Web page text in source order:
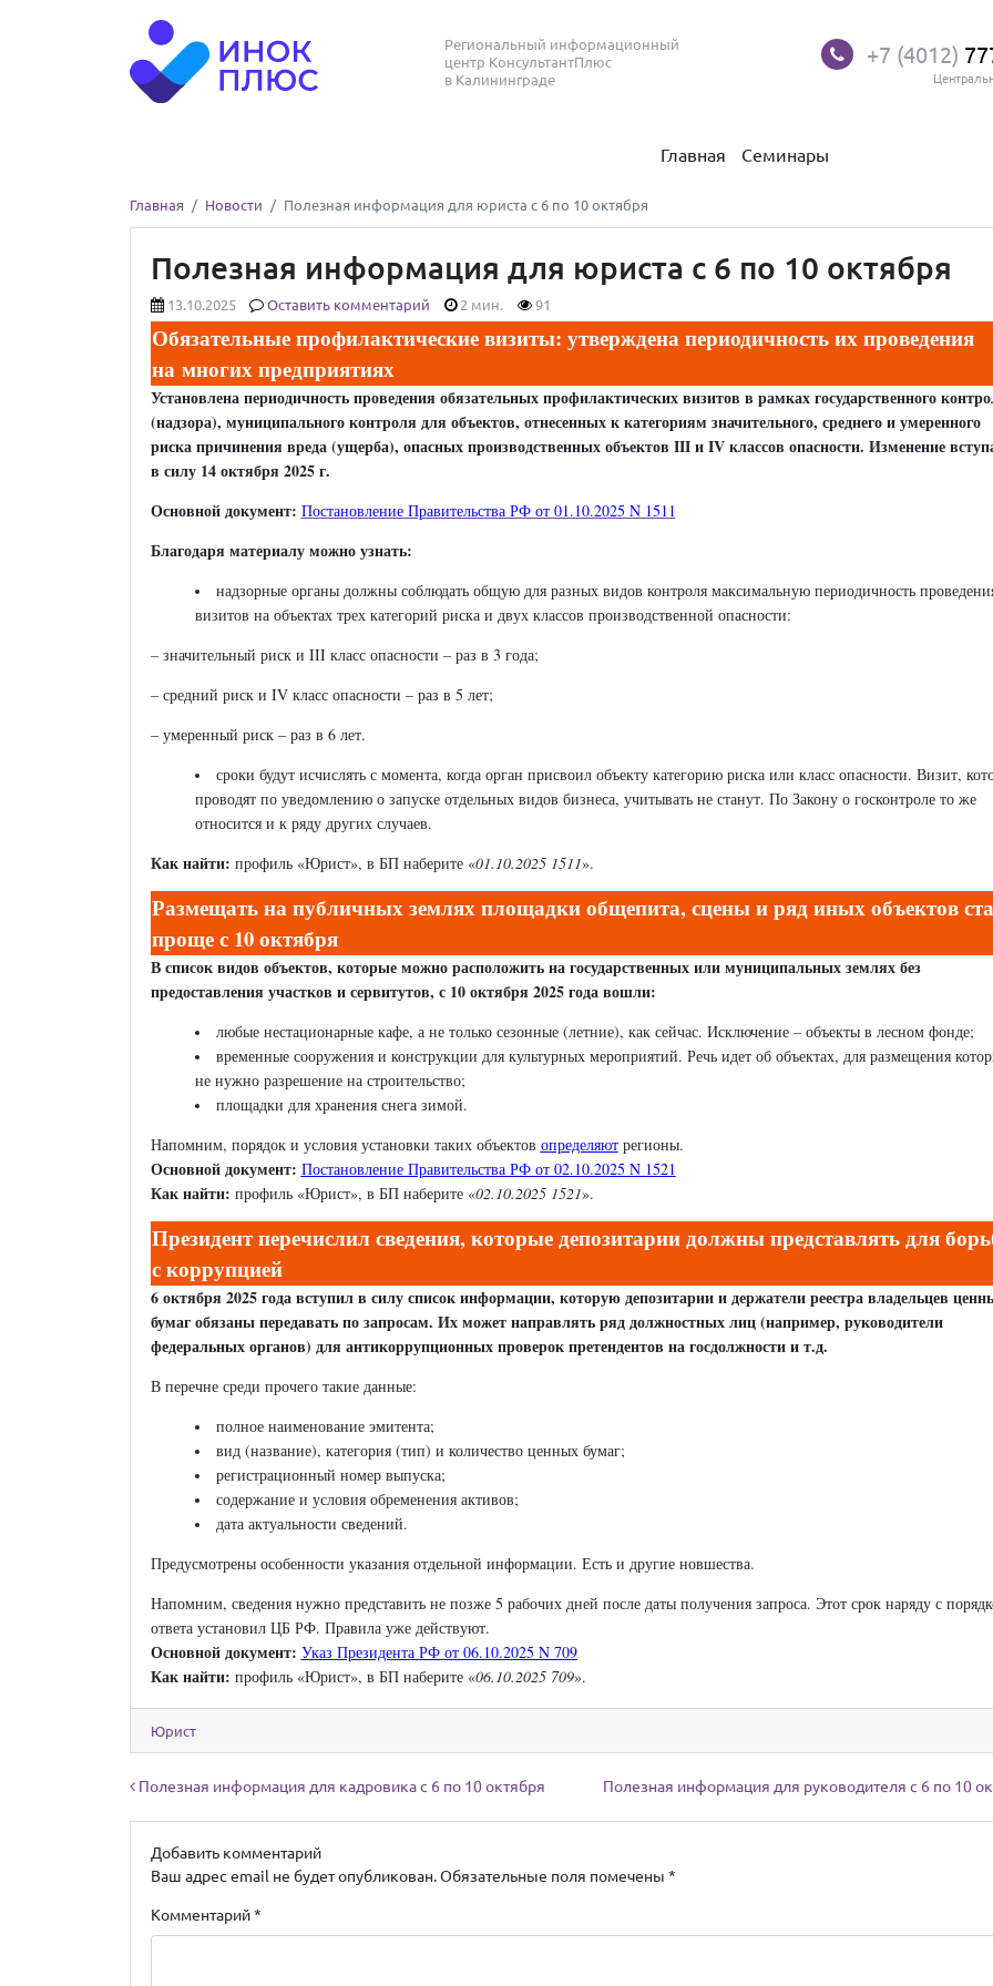
Региональный информационный
центр КонсультантПлюс
в Калининграде
+7 (4012)
Главная Семинары
Главная Новости Полезная информация для юриста с 6 по 10 октября
Полезная информация для юриста с 6 по 10 октября
13.10.2025 Оставить комментарий 2 мин. 91
Обязательные профилактические визиты: утверждена периодичность их проведения
на многих предприятиях
Установлена периодичность проведения обязательных профилактических визитов в рамках государственного
(надзора), муниципального контроля для объектов, отнесенных к категориям значительного, среднего и умеренного
риска причинения вреда (ущерба), опасных производственных объектов III и IV классов опасности. Изменение
в силу 14 октября 2025 г.
Основной документ: Постановление Правительства РФ от 01.10.2025 N 1511
Благодаря материалу можно узнать:
надзорные органы должны соблюдать общую для разных видов контроля максимальную периодичность
визитов на объектах трех категорий риска и двух классов производственной опасности:
– значительный риск и III класс опасности – раз в 3 года;
– средний риск и IV класс опасности – раз в 5 лет;
– умеренный риск – раз в 6 лет.
сроки будут исчислять с момента, когда орган присвоил объекту категорию риска или класс опасности. Визит,
проводят по уведомлению о запуске отдельных видов бизнеса, учитывать не станут. По Закону о госконтроле то же
относится и к ряду других случаев.
Как найти: профиль «Юрист», в БП наберите «01.10.2025 1511».
Размещать на публичных землях площадки общепита, сцены и ряд иных объектов
проще с 10 октября
В список видов объектов, которые можно расположить на государственных или муниципальных землях без
предоставления участков и сервитутов, с 10 октября 2025 года вошли:
любые нестационарные кафе, а не только сезонные (летние), как сейчас. Исключение – объекты в лесном фонде;
временные сооружения и конструкции для культурных мероприятий. Речь идет об объектах, для размещения
не нужно разрешение на строительство;
площадки для хранения снега зимой.
Напомним, порядок и условия установки таких объектов определяютрегионы.
Основной документ: Постановление Правительства РФ от 02.10.2025 N 1521
Как найти: профиль «Юрист», в БП наберите «02.10.2025 1521».
Президент перечислил сведения, которые депозитарии должны представлять для
с коррупцией
6 октября 2025 года вступил в силу список информации, которую депозитарии и держатели реестра владельцев
бумаг обязаны передавать по запросам. Их может направлять ряд должностных лиц (например, руководители
федеральных органов) для антикоррупционных проверок претендентов на госдолжности и т.д.
В перечне среди прочего такие данные:
полное наименование эмитента;
вид (название), категория (тип) и количество ценных бумаг;
регистрационный номер выпуска;
содержание и условия обременения активов;
дата актуальности сведений.
Предусмотрены особенности указания отдельной информации. Есть и другие новшества.
Напомним, сведения нужно представить не позже 5 рабочих дней после даты получения запроса. Этот срок наряду с
ответа установил ЦБ РФ. Правила уже действуют.
Основной документ: Указ Президента РФ от 06.10.2025 N 709
Как найти: профиль «Юрист», в БП наберите «06.10.2025 709».
Юрист
Навигация по записям
Полезная информация для кадровика с 6 по 10 октября Полезная информация для руководителя с 6 по 10
Добавить комментарий
Ваш адрес email не будет опубликован. Обязательные поля помечены *
Комментарий*